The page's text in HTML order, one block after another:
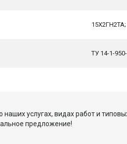
15Х2ГН2ТА;
ТУ 14-1-
услугах, видах работ и
предложение!